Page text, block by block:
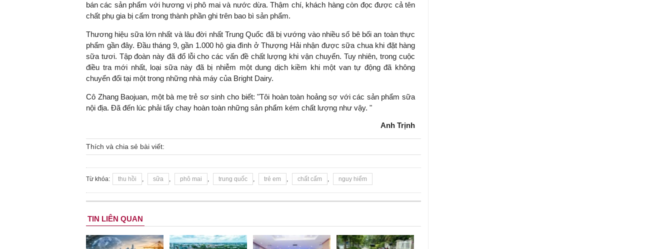
bán các sản phẩm với hương vị phô mai và nước dừa. Thậm chí, khách hàng còn đọc được cả tên
chất phụ gia bị cấm trong thành phần ghi trên bao bì sản phẩm.
Thương hiệu sữa lớn nhất và lâu đời nhất Trung Quốc đã bị vướng vào nhiều số bê bối an toàn thực
phẩm gần đây. Đầu tháng 9, gần 1.000 hộ gia đình ở Thượng Hải nhận được sữa chua khi đặt hàng
sữa tươi. Tập đoàn này đã đổ lỗi cho các vấn đề chất lượng khi vận chuyển. Tuy nhiên, trong cuộc
điều tra mới nhất, loại sữa này đã bị nhiễm một dung dịch kiềm khi một van tự động đã không
chuyển đổi tại một trong những nhà máy của Bright Dairy.
Cô Zhang Baojuan, một bà mẹ trẻ sơ sinh cho biết: "Tôi hoàn toàn hoảng sợ với các sản phẩm sữa
nội địa. Đã đến lúc phải tẩy chay hoàn toàn những sản phẩm kém chất lượng như vậy. "
Anh Trịnh
Thích và chia sẻ bài viết:
Từ khóa: thu hồi , sữa , phô mai , trung quốc , trẻ em , chất cấm , nguy hiểm
TIN LIÊN QUAN